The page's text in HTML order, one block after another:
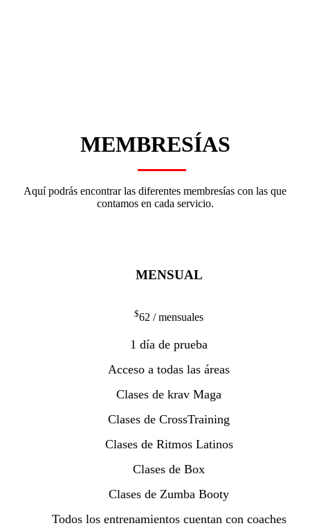
MEMBRESÍAS
Aquí podrás encontrar las diferentes membresías con las que
contamos en cada servicio.
MENSUAL
$62 / mensuales
1 día de prueba
Acceso a todas las áreas
Clases de krav Maga
Clases de CrossTraining
Clases de Ritmos Latinos
Clases de Box
Clases de Zumba Booty
Todos los entrenamientos cuentan con coaches